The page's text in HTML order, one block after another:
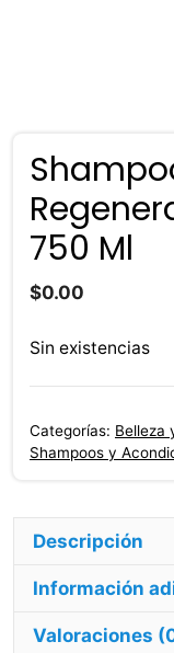
750 Ml
$0.00
Sin existencias
Categorías: Belleza
Shampoos y
Descripción
Información
Valoraciones